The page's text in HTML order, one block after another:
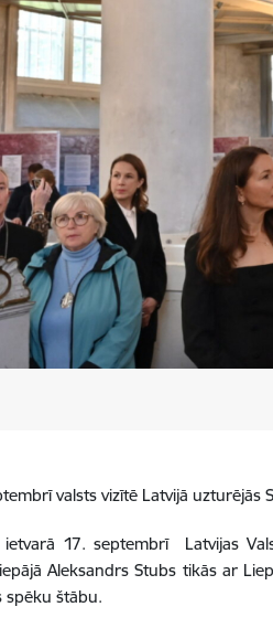
valsts vizītē Latvijā
17. septembrī Latvijas
Aleksandrs Stubs tikās ar
spēku štābu.